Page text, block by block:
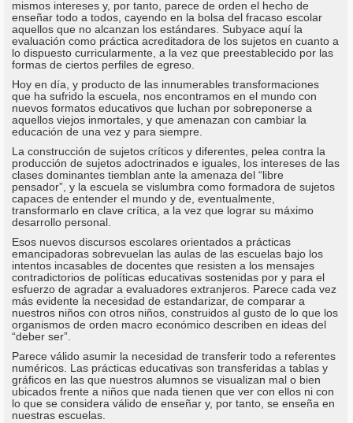
mismos intereses y, por tanto, parece de orden el hecho de
enseñar todo a todos, cayendo en la bolsa del fracaso escolar
aquellos que no alcanzan los estándares. Subyace aquí la
evaluación como práctica acreditadora de los sujetos en cuanto a
lo dispuesto curricularmente, a la vez que preestablecido por las
formas de ciertos perfiles de egreso.
Hoy en día, y producto de las innumerables transformaciones
que ha sufrido la escuela, nos encontramos en el mundo con
nuevos formatos educativos que luchan por sobreponerse a
aquellos viejos inmortales, y que amenazan con cambiar la
educación de una vez y para siempre.
La construcción de sujetos críticos y diferentes, pelea contra la
producción de sujetos adoctrinados e iguales, los intereses de las
clases dominantes tiemblan ante la amenaza del “libre
pensador”, y la escuela se vislumbra como formadora de sujetos
capaces de entender el mundo y de, eventualmente,
transformarlo en clave crítica, a la vez que lograr su máximo
desarrollo personal.
Esos nuevos discursos escolares orientados a prácticas
emancipadoras sobrevuelan las aulas de las escuelas bajo los
intentos incasables de docentes que resisten a los mensajes
contradictorios de políticas educativas sostenidas por y para el
esfuerzo de agradar a evaluadores extranjeros. Parece cada vez
más evidente la necesidad de estandarizar, de comparar a
nuestros niños con otros niños, construidos al gusto de lo que los
organismos de orden macro económico describen en ideas del
“deber ser”.
Parece válido asumir la necesidad de transferir todo a referentes
numéricos. Las prácticas educativas son transferidas a tablas y
gráficos en las que nuestros alumnos se visualizan mal o bien
ubicados frente a niños que nada tienen que ver con ellos ni con
lo que se considera válido de enseñar y, por tanto, se enseña en
nuestras escuelas.